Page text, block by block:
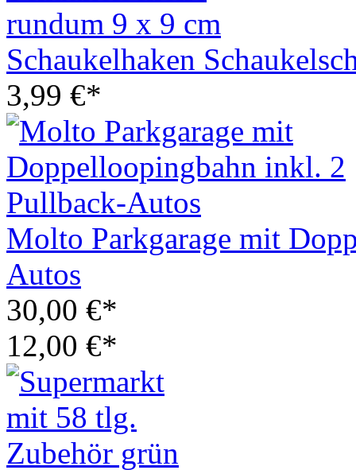
Schaukelhaken
3,99 €*
Molto Parkgarage mit
Autos
30,00 €*
12,00 €*